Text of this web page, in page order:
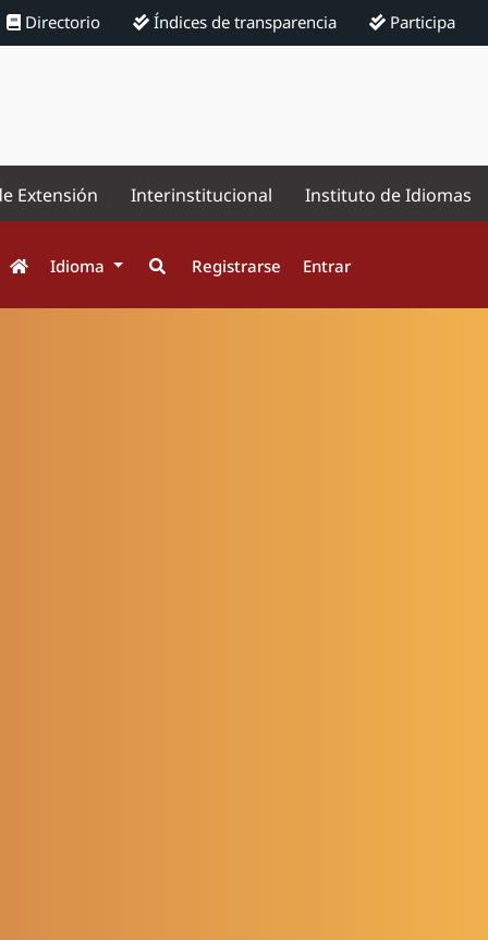
Directorio Índices de transparencia Participa
Extensión Interinstitucional Instituto de Idiomas
Idioma Registrarse Entrar